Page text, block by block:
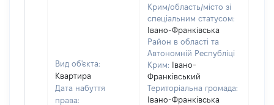
Вид об'єкта:
Квартира
Дата набуття
права:
Крим/область/місто зі
спеціальним статусом:
Івано-Франківська
Район в області та
Автономній Республіці
Крим:
Івано-
Франківський
Територіальна громада:
Івано-Франківська